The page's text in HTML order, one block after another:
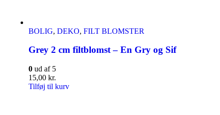
BOLIG, DEKO, FILT BLOMSTER
Grey 2 cm filtblomst – En Gry og Sif
0 ud af 5
15,00 kr.
Tilføj til kurv